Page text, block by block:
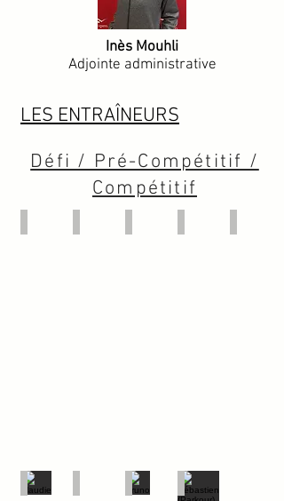
Inès Mouhli
Adjointe administrative
LES ENTRAÎNEURS
Défi / Pré-Compétitif /
Compétitif
Claudie LaurenceBruno Sébastien